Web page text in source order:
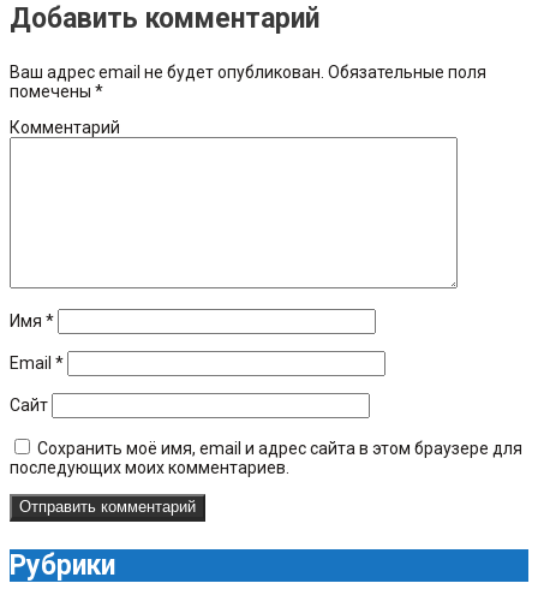
Добавить комментарий
Ваш адрес email не будет опубликован. Обязательные поля
помечены *
Комментарий
Имя *
Email *
Сайт
Сохранить моё имя, email и адрес сайта в этом браузере для
последующих моих комментариев.
Рубрики